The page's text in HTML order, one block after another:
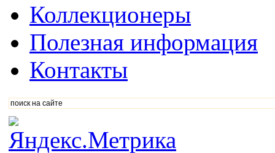
Коллекционеры
Полезная информация
Контакты